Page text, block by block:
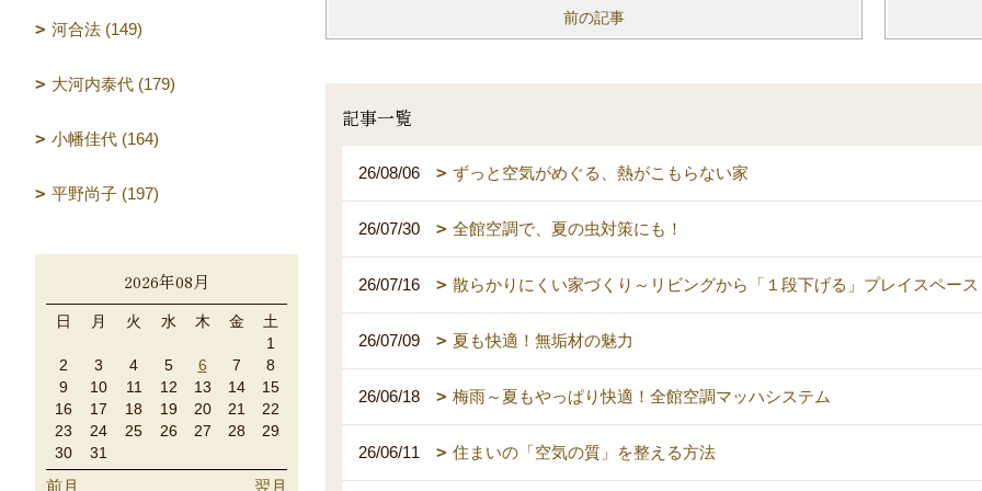
前の記事
記事一覧
26/08/06 ずっと空気がめぐる、熱がこもらない家
26/07/30 全館空調で、夏の虫対策にも！
26/07/16 散らかりにくい家づくり～リビングから「１段下げる」プレイスペース
26/07/09 夏も快適！無垢材の魅力
26/06/18 梅雨～夏もやっぱり快適！全館空調マッハシステム
26/06/11 住まいの「空気の質」を整える方法
河合法 (149)
大河内泰代 (179)
小幡佳代 (164)
平野尚子 (197)
2026年08月
日 月 火 水 木 金
土
1
2
3 4 5 6 7
8
9
10 11 12 13 14
15
16
17 18 19 20 21
22
23
24 25 26 27 28
29
30
31
前月 翌月